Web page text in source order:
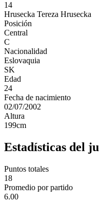
14
Hrusecka Tereza Hrusecka
Posición
Central
C
Nacionalidad
Eslovaquia
SK
Edad
24
Fecha de nacimiento
02/07/2002
Altura
199cm
Estadísticas del
Puntos totales
18
Promedio por partido
6.00